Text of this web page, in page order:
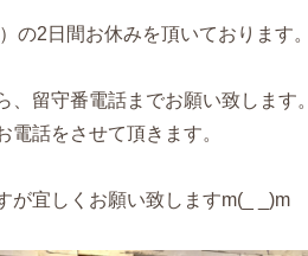
の2日間お休みを頂いております。
、留守番電話までお願い致します。
電話をさせて頂きます。
が宜しくお願い致しますm(_ _)m